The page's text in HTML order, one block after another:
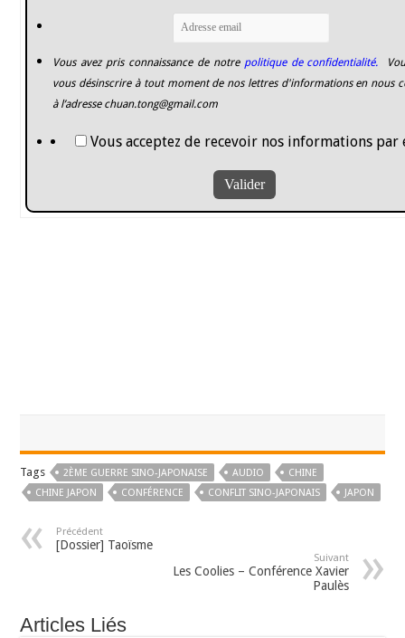
Vous avez pris connaissance de notrepolitique de confidentialité.
vous désinscrire à tout moment de nos lettres d'informations en nous
à l’adresse chuan.tong@gmail.com
Vous acceptez de recevoir nos informations par
Tags 2ÈME GUERRE SINO-JAPONAISE AUDIO
CHINE
CHINE JAPON
CONFÉRENCE CONFLIT SINO-JAPONAIS JAPON
Précédent
[Dossier] Taoïsme
Suivant
Les Coolies – Conférence Xavier
Paulès
Articles Liés